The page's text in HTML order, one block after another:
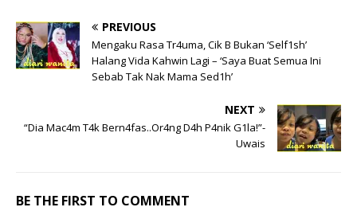
PREVIOUS
Mengaku Rasa Tr4uma, Cik B Bukan ‘Self1sh’
Halang Vida Kahwin Lagi – ‘Saya Buat Semua Ini
Sebab Tak Nak Mama Sed1h’
NEXT
“Dia Mac4m T4k Bern4fas..Or4ng D4h P4nik G1la!”-
Uwais
BE THE FIRST TO COMMENT